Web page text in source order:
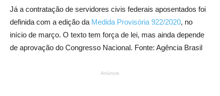
Já a contratação de servidores civis federais aposentados foi
definida com a edição da Medida Provisória 922/2020, no
início de março. O texto tem força de lei, mas ainda depende
de aprovação do Congresso Nacional. Fonte: Agência Brasil
Anúncio